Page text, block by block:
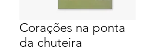
Corações na ponta
da chuteira